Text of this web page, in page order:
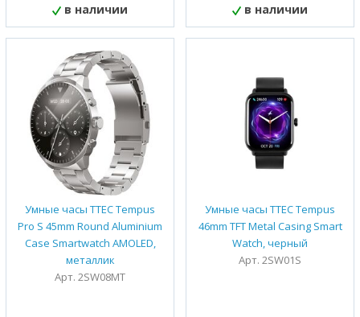
в наличии в наличии
Умные часы TTEC Tempus
Pro S 45mm Round Aluminium
Case Smartwatch AMOLED,
металлик
Арт. 2SW08MT
Умные часы TTEC Tempus
46mm TFT Metal Casing Smart
Watch, черный
Арт. 2SW01S